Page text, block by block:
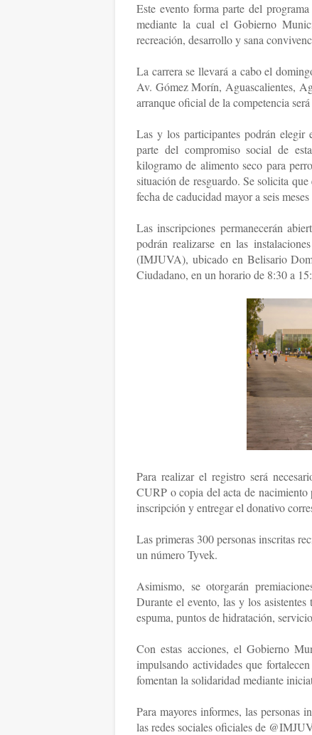
Este evento forma parte del
mediante la cual el Gobierno
recreación, desarrollo y sana
La carrera se llevará a cabo el
Av. Gómez Morín, Aguascalientes,
arranque oficial de la competencia
Las y los participantes podrán
parte del compromiso social de
kilogramo de alimento seco para
situación de resguardo. Se solicita
fecha de caducidad mayor a seis
Las inscripciones permanecerán
podrán realizarse en las
(IMJUVA), ubicado en Belisario
Ciudadano, en un horario de 8:30 a
Para realizar el registro será
CURP o copia del acta de nacimiento
inscripción y entregar el donativo
Las primeras 300 personas inscritas
un número Tyvek.
Asimismo, se otorgarán
Durante el evento, las y los
espuma, puntos de hidratación,
Con estas acciones, el Gobierno
impulsando actividades que
fomentan la solidaridad mediante
Para mayores informes, las personas
las redes sociales oficiales de